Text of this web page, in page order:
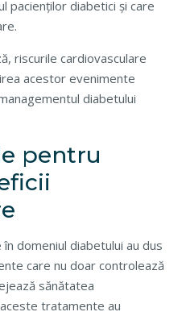
pacienților diabetici și care
riscurile cardiovasculare
acestor evenimente
diabetului
pentru
domeniul diabetului au dus
care nu doar controlează
sănătatea
tratamente au